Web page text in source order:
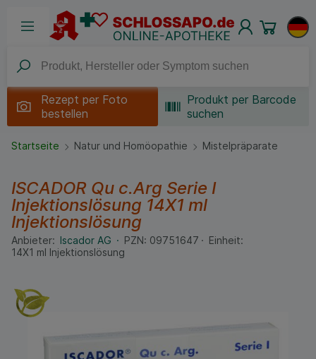
Rezept per Foto
bestellen
Produkt per Barcode
suchen
Startseite Natur und Homöopathie Mistelpräparate
ISCADOR Qu c.Arg Serie I
Injektionslösung 14X1 ml
Injektionslösung
Anbieter: Iscador AG PZN: 09751647
Einheit:
14X1 ml Injektionslösung